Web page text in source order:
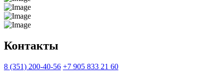
Контакты
8 (351) 200-40-56 +7 905 833 21 60